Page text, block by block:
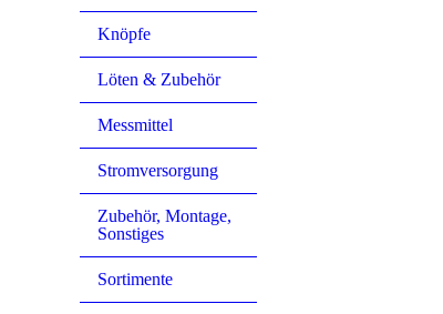
Knöpfe
Löten & Zubehör
Messmittel
Stromversorgung
Zubehör, Montage,
Sonstiges
Sortimente